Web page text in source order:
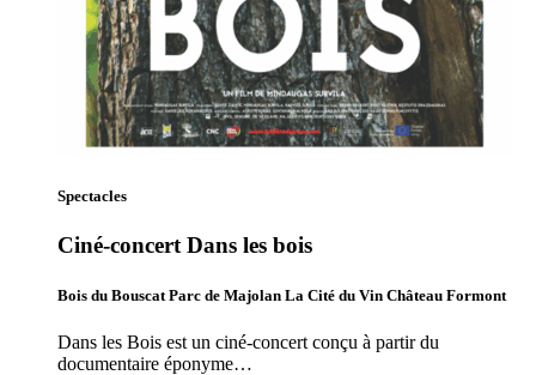
Spectacles
Ciné-concert Dans les bois
Bois du Bouscat Parc de Majolan La Cité du Vin Château Formont
Dans les Bois est un ciné-concert conçu à partir du
documentaire éponyme…